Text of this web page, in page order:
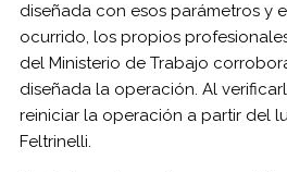
diseñada con esos parámetros y
ocurrido, los propios
del Ministerio de Trabajo
diseñada la operación. Al
reiniciar la operación a partir del
Feltrinelli.